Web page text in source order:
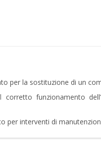
per la sostituzione di un
funzionamento
per interventi di